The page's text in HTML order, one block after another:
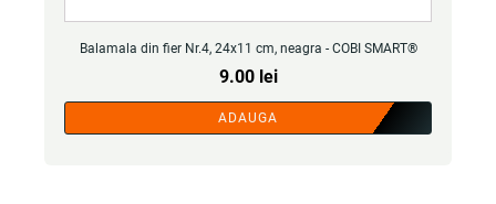
Balamala din fier Nr.4, 24x11 cm, neagra - COBI SMART®
9.00 lei
ADAUGA